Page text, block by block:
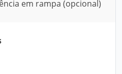
em rampa (opcional)